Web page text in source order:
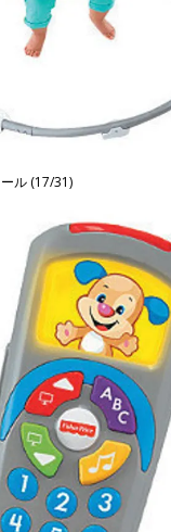
ル (17/31)